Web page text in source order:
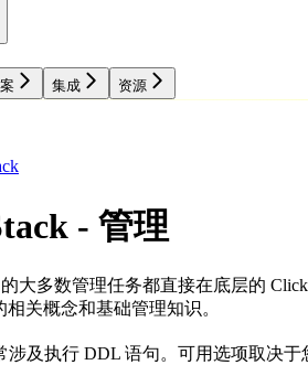
集成 资源
- 管理
大多数管理任务都直接在底层的
相关概念和基础管理知识。
涉及执行 DDL 语句。可用选项取决于